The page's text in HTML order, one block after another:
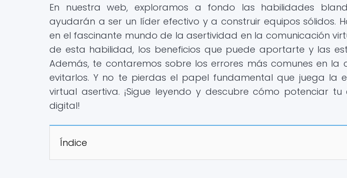
En nuestra web, exploramos a fondo las habilidades
ayudarán a ser un líder efectivo y a construir equipos sólidos.
en el fascinante mundo de la asertividad en la comunicación
de esta habilidad, los beneficios que puede aportarte y las
Además, te contaremos sobre los errores más comunes en la
evitarlos. Y no te pierdas el papel fundamental que juega la
virtual asertiva. ¡Sigue leyendo y descubre cómo potenciar
digital!
Índice